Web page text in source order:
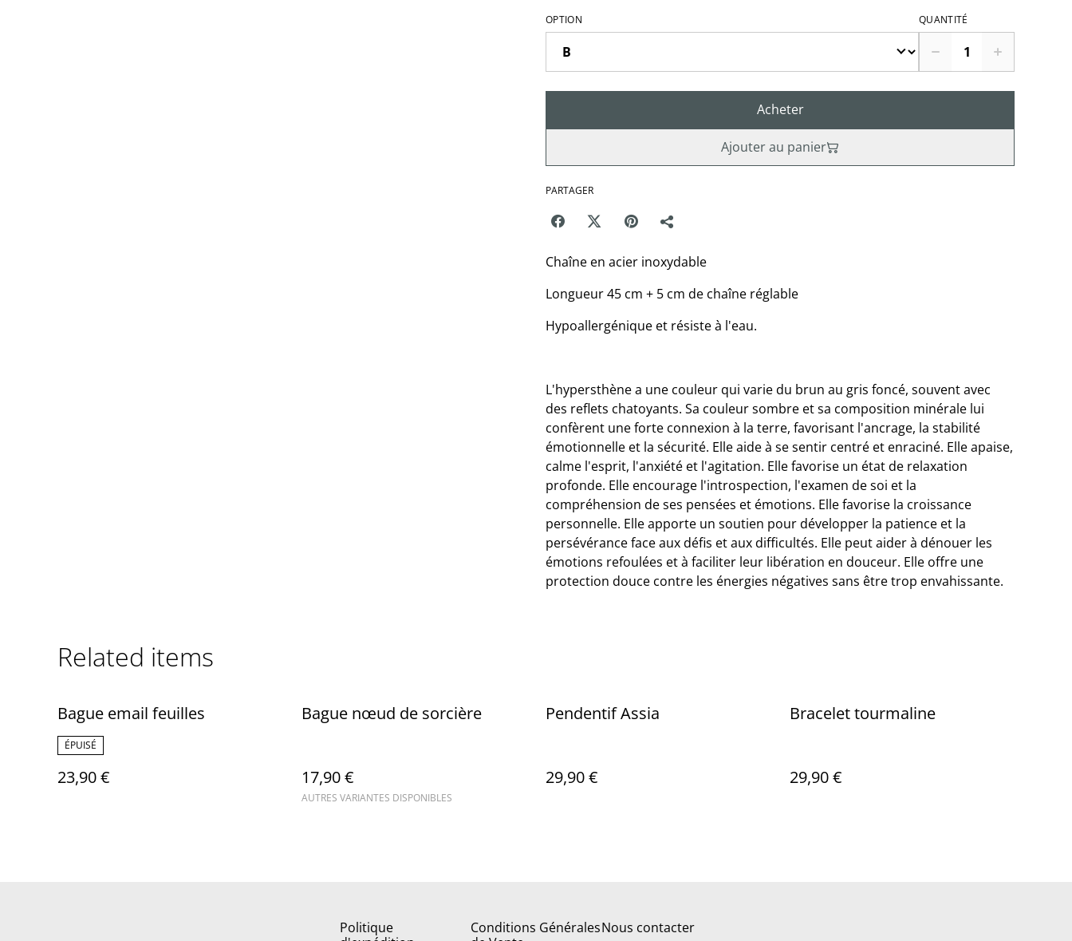
OPTION QUANTITÉ
Acheter
Ajouter au panier
PARTAGER
Chaîne en acier inoxydable
Longueur 45 cm + 5 cm de chaîne réglable
Hypoallergénique et résiste à l'eau.
L'hypersthène a une couleur qui varie du brun au gris foncé, souvent avec
des reflets chatoyants. Sa couleur sombre et sa composition minérale lui
confèrent une forte connexion à la terre, favorisant l'ancrage, la stabilité
émotionnelle et la sécurité. Elle aide à se sentir centré et enraciné. Elle apaise,
calme l'esprit, l'anxiété et l'agitation. Elle favorise un état de relaxation
profonde. Elle encourage l'introspection, l'examen de soi et la
compréhension de ses pensées et émotions. Elle favorise la croissance
personnelle. Elle apporte un soutien pour développer la patience et la
persévérance face aux défis et aux difficultés. Elle peut aider à dénouer les
émotions refoulées et à faciliter leur libération en douceur. Elle offre une
protection douce contre les énergies négatives sans être trop envahissante.
Related items
Bague email feuilles
ÉPUISÉ
23,90 €
Bague nœud de sorcière
17,90 €
AUTRES VARIANTES DISPONIBLES
Pendentif Assia
29,90 €
Bracelet tourmaline
29,90 €
Politique
Conditions GénéralesNous contacter